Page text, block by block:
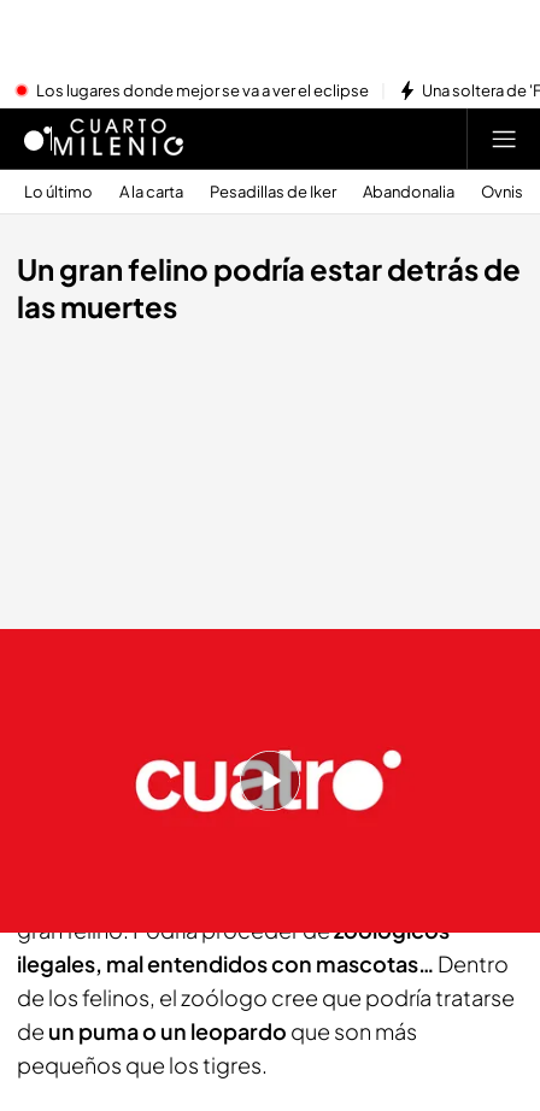
Los lugares donde mejor se va a ver el eclipse Una soltera de
Lo último A la carta Pesadillas de Iker Abandonalia Ovnis
Un gran felino podría estar detrás de
las muertes
gran felino. Podría proceder dezoológicos
ilegales, mal entendidos con mascotas… Dentro
de los felinos, el zoólogo cree que podría tratarse
de un puma o un leopardo que son más
pequeños que los tigres.